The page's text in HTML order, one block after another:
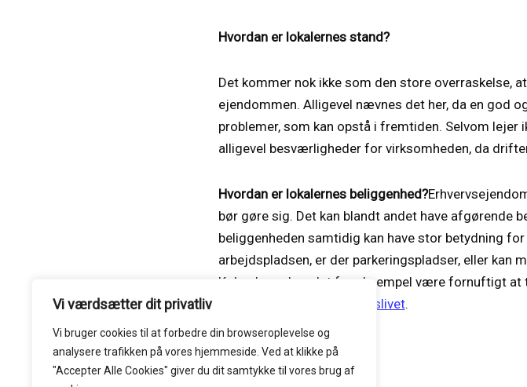
Vi værdsætter dit privatliv
Vi bruger cookies til at forbedre din browseroplevelse og
analysere trafikken på vores hjemmeside Ved at klikke på
"Accepter Alle Cookies" giver du dit samtykke til vores brug af
Hvordan er lokalernes stand?
Det kommer nok ikke som den store overraskelse,
ejendommen. Alligevel nævnes det her, da en god
problemer, som kan opstå i fremtiden. Selvom
alligevel besværligheder for virksomheden, da
Hvordan er lokalernes beliggenhed?
bør gøre sig. Det kan blandt andet have afgørende
beliggenheden samtidig kan have stor betydning
arbejdspladsen, er der parkeringspladser, eller kan
København, kan det for eksempel være fornuftigt
erhvervslivet.